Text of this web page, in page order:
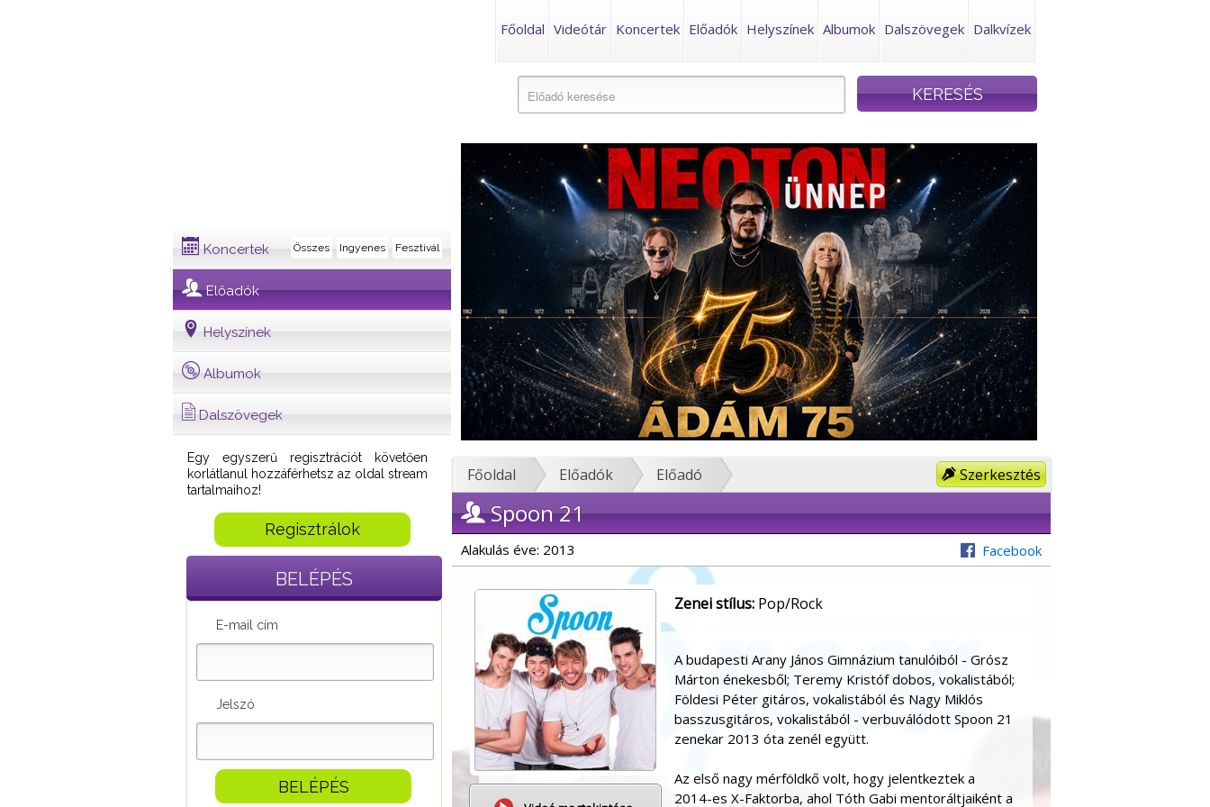
Főoldal Videótár Koncertek Előadók Helyszínek Albumok Dalszövegek Dalkvízek
Koncertek Fesztivál
Ingyenes
Összes
Előadók
Helyszínek
Albumok
Dalszövegek
Egy egyszerű regisztrációt követően
korlátlanul hozzáférhetsz az oldal stream
tartalmaihoz!
Regisztrálok
BELÉPÉS
E-mail cím
Jelszó
Szerkesztés
Főoldal Előadók Előadó
Spoon 21
Alakulás éve: 2013 Facebook
Zenei stílus: Pop/Rock
A budapesti Arany János Gimnázium tanulóiból - Grósz
Márton énekesből; Teremy Kristóf dobos, vokalistából;
Földesi Péter gitáros, vokalistából és Nagy Miklós
basszusgitáros, vokalistából - verbuválódott Spoon 21
zenekar 2013 óta zenél együtt.
Az első nagy mérföldkő volt, hogy jelentkeztek a
2014-es X-Faktorba, ahol Tóth Gabi mentoráltjaiként a